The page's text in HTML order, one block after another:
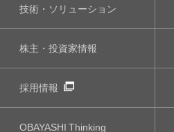
技術・ソリューション
株主・投資家情報
採用情報
OBAYASHIThinking